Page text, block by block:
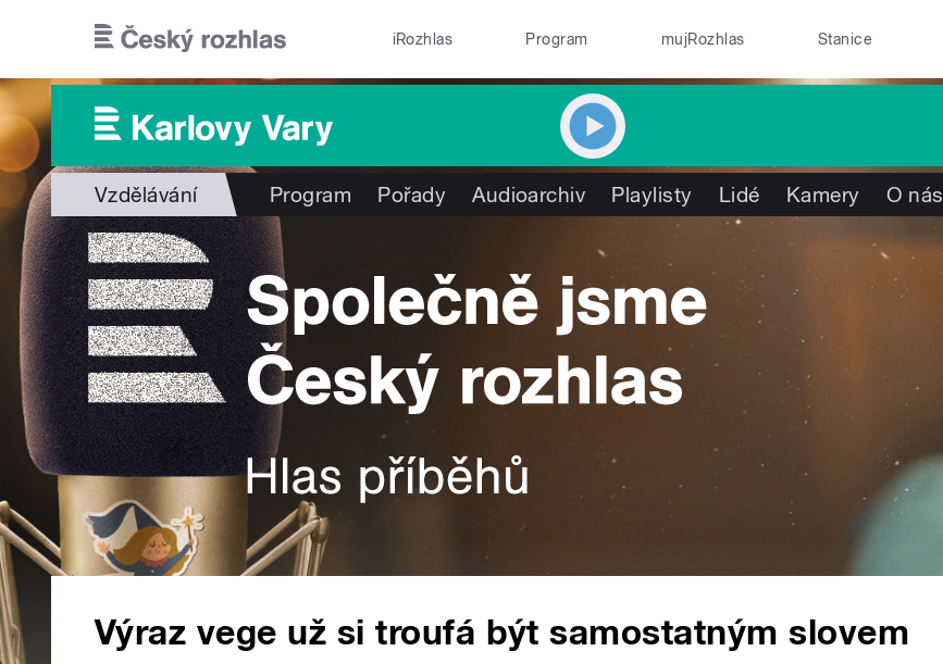
iRozhlas Program mujRozhlas Stanice
Vzdělávání Program Pořady Audioarchiv Playlisty Lidé Kamery O nás
Výraz vege už si troufá být samostatným slovem